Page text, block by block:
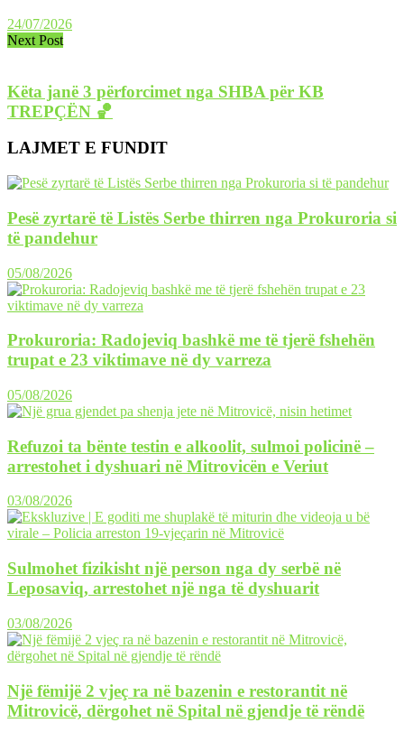
24/07/2026
Next Post
Këta janë 3 përforcimet nga SHBA për KB
TREPÇËN 🏀
LAJMET E FUNDIT
Pesë zyrtarë të Listës Serbe thirren nga Prokuroria si
të pandehur
05/08/2026
Prokuroria: Radojeviq bashkë me të tjerë fshehën
trupat e 23 viktimave në dy varreza
05/08/2026
Refuzoi ta bënte testin e alkoolit, sulmoi policinë –
arrestohet i dyshuari në Mitrovicën e Veriut
03/08/2026
Sulmohet fizikisht një person nga dy serbë në
Leposaviq, arrestohet një nga të dyshuarit
03/08/2026
Një fëmijë 2 vjeç ra në bazenin e restorantit në
Mitrovicë, dërgohet në Spital në gjendje të rëndë